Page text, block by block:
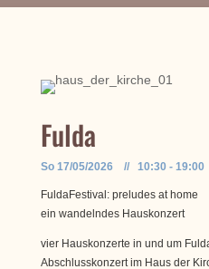
Fulda
So 17/05/2026 // 10:30 - 19:00
FuldaFestival: preludes at home
ein wandelndes Hauskonzert
vier Hauskonzerte in und um
Abschlusskonzert im Haus der